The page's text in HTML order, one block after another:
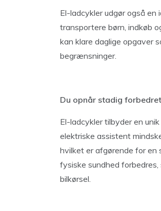
El-ladcykler udgør også en
transportere børn, indkøb
kan klare daglige opgaver
begrænsninger.
Du opnår stadig
El-ladcykler tilbyder en
elektriske assistent
hvilket er afgørende for en
fysiske sundhed
bilkørsel.